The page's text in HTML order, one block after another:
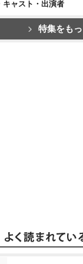
キャスト・出演者
特集をも